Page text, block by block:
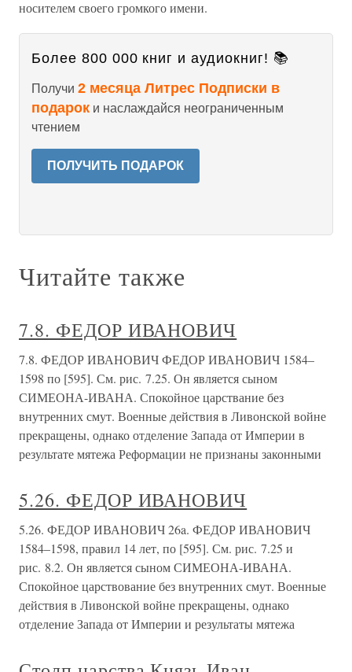
носителем своего громкого имени.
Более 800 000 книг и аудиокниг! 📚
Получи 2 месяца Литрес Подписки в
подарок и наслаждайся неограниченным
чтением
ПОЛУЧИТЬ ПОДАРОК
Читайте также
7.8. ФЕДОР ИВАНОВИЧ
7.8. ФЕДОР ИВАНОВИЧ ФЕДОР ИВАНОВИЧ 1584–
1598 по [595]. См. рис. 7.25. Он является сыном
СИМЕОНА-ИВАНА. Спокойное царствание без
внутренних смут. Военные действия в Ливонской войне
прекращены, однако отделение Запада от Империи в
результате мятежа Реформации не признаны законными
5.26. ФЕДОР ИВАНОВИЧ
5.26. ФЕДОР ИВАНОВИЧ 26a. ФЕДОР ИВАНОВИЧ
1584–1598, правил 14 лет, по [595]. См. рис. 7.25 и
рис. 8.2. Он является сыном СИМЕОНА-ИВАНА.
Спокойное царствование без внутренних смут. Военные
действия в Ливонской войне прекращены, однако
отделение Запада от Империи и результаты мятежа